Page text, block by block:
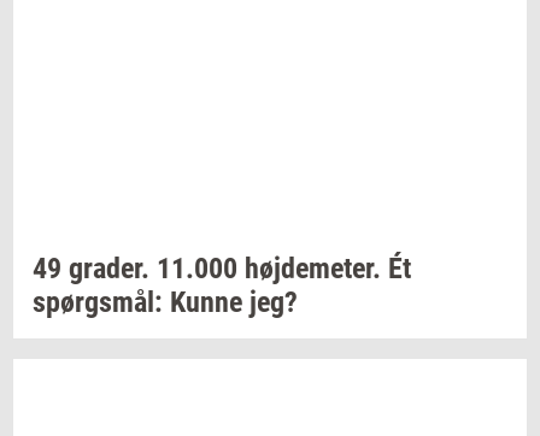
49 gra­der. 11.000 høj­de­me­ter. Ét
spørgs­mål: Kunne jeg?